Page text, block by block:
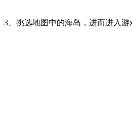
3、挑选地图中的海岛，进而进入游